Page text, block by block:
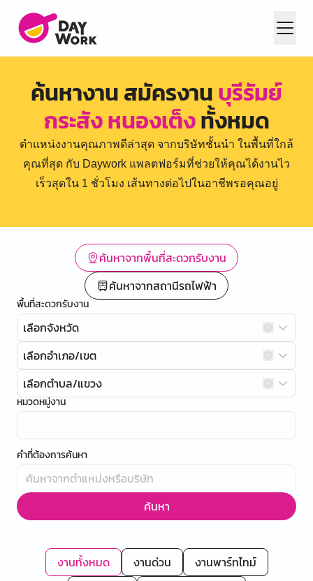
ค้นหางาน สมัครงานบุรีรัมย์
กระสัง หนองเต็งทั้งหมด
ตำแหน่งงานคุณภาพดีล่าสุด จากบริษัทชั้นนำ ในพื้นที่ใกล้
คุณที่สุด กับ Daywork แพลตฟอร์มที่ช่วยให้คุณได้งานไว
เร็วสุดใน 1 ชั่วโมง เส้นทางต่อไปในอาชีพรอคุณอยู่
ค้นหาจากพื้นที่สะดวกรับงาน
ค้นหาจากสถานีรถไฟฟ้า
พื้นที่สะดวกรับงาน
เลือกจังหวัด
เลือกอำเภอ/เขต
เลือกตำบล/แขวง
หมวดหมู่งาน
คำที่ต้องการค้นหา
ค้นหา
งานทั้งหมด งานด่วน
งานพาร์ทไทม์